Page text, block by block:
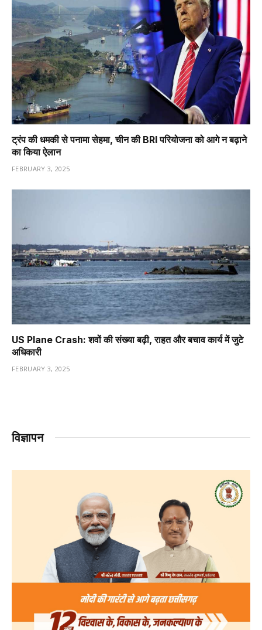
ट्रंप की धमकी से पनामा सेहमा, चीन की BRI परियोजना को आगे न बढ़ाने
का किया ऐलान
FEBRUARY 3, 2025
US Plane Crash: शवों की संख्या बढ़ी, राहत और बचाव कार्य में जुटे
अधिकारी
FEBRUARY 3, 2025
विज्ञापन